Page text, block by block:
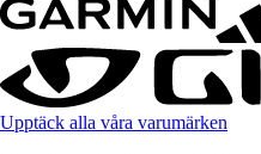
Upptäck alla våra varumärken